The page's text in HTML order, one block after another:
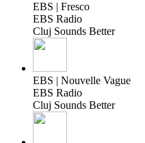
EBS | Fresco
EBS Radio
Cluj Sounds Better
EBS | Nouvelle Vague
EBS Radio
Cluj Sounds Better